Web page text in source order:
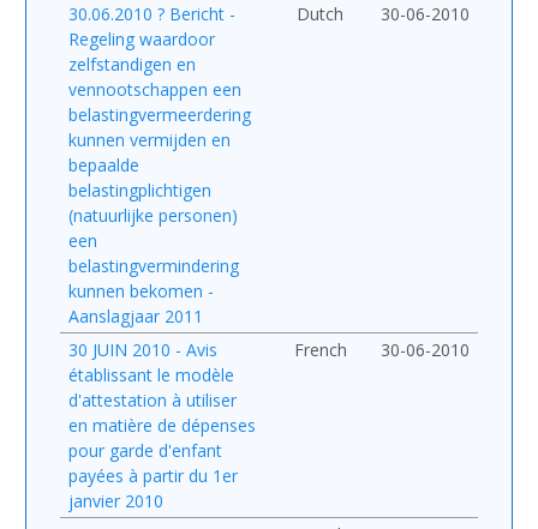
30.06.2010 ? Bericht -
Regeling waardoor
zelfstandigen en
vennootschappen een
belastingvermeerdering
kunnen vermijden en
bepaalde
belastingplichtigen
(natuurlijke personen)
een
belastingvermindering
kunnen bekomen -
Aanslagjaar 2011
Dutch 30-06-2010
30 JUIN 2010 - Avis
établissant le modèle
d'attestation à utiliser
en matière de dépenses
pour garde d'enfant
payées à partir du 1er
janvier 2010
French 30-06-2010